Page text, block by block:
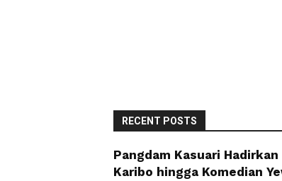
RECENT POSTS
Pangdam Kasuari
Karibo hingga Komedian